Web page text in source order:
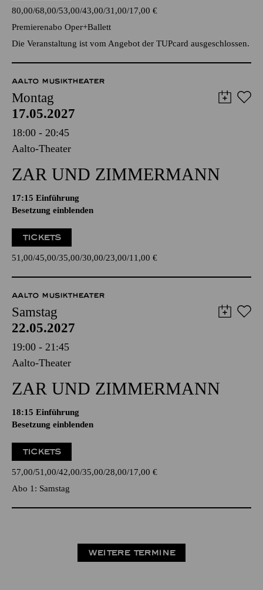
80,00 68,00 53,00 43,00 31,00 17,00 €
Premierenabo Oper+Ballett
Die Veranstaltung ist vom Angebot der TUPcard ausgeschlossen.
AALTO MUSIKTHEATER
Montag
17.05.2027
18:00 - 20:45
Aalto-Theater
ZAR UND ZIMMERMANN
17:15 Einführung
Besetzung einblenden
TICKETS
51,00 45,00 35,00 30,00 23,00 11,00 €
AALTO MUSIKTHEATER
Samstag
22.05.2027
19:00 - 21:45
Aalto-Theater
ZAR UND ZIMMERMANN
18:15 Einführung
Besetzung einblenden
TICKETS
57,00 51,00 42,00 35,00 28,00 17,00 €
Abo 1: Samstag
WEITERE TERMINE